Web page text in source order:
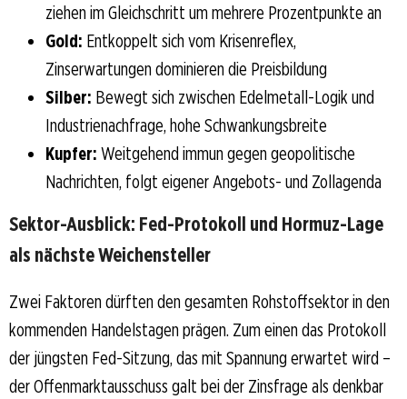
ziehen im Gleichschritt um mehrere Prozentpunkte an
Gold: Entkoppelt sich vom Krisenreflex,
Zinserwartungen dominieren die Preisbildung
Silber: Bewegt sich zwischen Edelmetall-Logik und
Industrienachfrage, hohe Schwankungsbreite
Kupfer: Weitgehend immun gegen geopolitische
Nachrichten, folgt eigener Angebots- und Zollagenda
Sektor-Ausblick: Fed-Protokoll und Hormuz-Lage
als nächste Weichensteller
Zwei Faktoren dürften den gesamten Rohstoffsektor in den
kommenden Handelstagen prägen. Zum einen das Protokoll
der jüngsten Fed-Sitzung, das mit Spannung erwartet wird –
der Offenmarktausschuss galt bei der Zinsfrage als denkbar